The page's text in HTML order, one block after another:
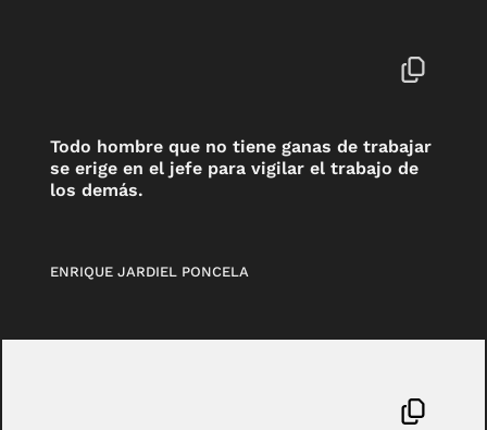
Todo hombre que no tiene ganas de trabajar
se erige en el jefe para vigilar el trabajo de
los demás.
ENRIQUE JARDIEL PONCELA